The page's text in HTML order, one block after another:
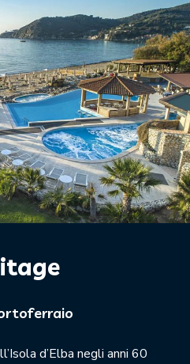
d’Elba negli anni 60